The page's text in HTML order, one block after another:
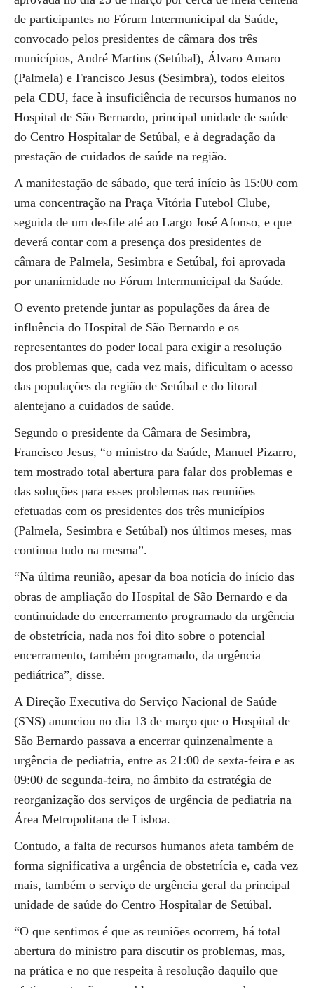
de participantes no Fórum Intermunicipal da Saúde,
convocado pelos presidentes de câmara dos três
municípios, André Martins (Setúbal), Álvaro Amaro
(Palmela) e Francisco Jesus (Sesimbra), todos eleitos
pela CDU, face à insuficiência de recursos humanos no
Hospital de São Bernardo, principal unidade de saúde
do Centro Hospitalar de Setúbal, e à degradação da
prestação de cuidados de saúde na região.
A manifestação de sábado, que terá início às 15:00 com
uma concentração na Praça Vitória Futebol Clube,
seguida de um desfile até ao Largo José Afonso, e que
deverá contar com a presença dos presidentes de
câmara de Palmela, Sesimbra e Setúbal, foi aprovada
por unanimidade no Fórum Intermunicipal da Saúde.
O evento pretende juntar as populações da área de
influência do Hospital de São Bernardo e os
representantes do poder local para exigir a resolução
dos problemas que, cada vez mais, dificultam o acesso
das populações da região de Setúbal e do litoral
alentejano a cuidados de saúde.
Segundo o presidente da Câmara de Sesimbra,
Francisco Jesus, “o ministro da Saúde, Manuel Pizarro,
tem mostrado total abertura para falar dos problemas e
das soluções para esses problemas nas reuniões
efetuadas com os presidentes dos três municípios
(Palmela, Sesimbra e Setúbal) nos últimos meses, mas
continua tudo na mesma”.
“Na última reunião, apesar da boa notícia do início das
obras de ampliação do Hospital de São Bernardo e da
continuidade do encerramento programado da urgência
de obstetrícia, nada nos foi dito sobre o potencial
encerramento, também programado, da urgência
pediátrica”, disse.
A Direção Executiva do Serviço Nacional de Saúde
(SNS) anunciou no dia 13 de março que o Hospital de
São Bernardo passava a encerrar quinzenalmente a
urgência de pediatria, entre as 21:00 de sexta-feira e as
09:00 de segunda-feira, no âmbito da estratégia de
reorganização dos serviços de urgência de pediatria na
Área Metropolitana de Lisboa.
Contudo, a falta de recursos humanos afeta também de
forma significativa a urgência de obstetrícia e, cada vez
mais, também o serviço de urgência geral da principal
unidade de saúde do Centro Hospitalar de Setúbal.
“O que sentimos é que as reuniões ocorrem, há total
abertura do ministro para discutir os problemas, mas,
na prática e no que respeita à resolução daquilo que